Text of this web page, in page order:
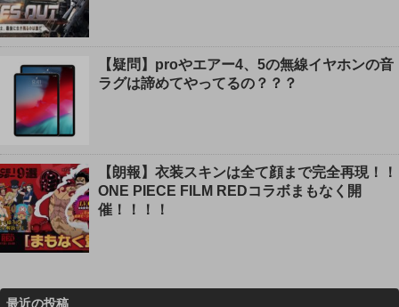
【疑問】proやエアー4、5の無線イヤホンの音
ラグは諦めてやってるの？？？
【朗報】衣装スキンは全て顔まで完全再現！！
ONE PIECE FILM REDコラボまもなく開
催！！！！
最近の投稿